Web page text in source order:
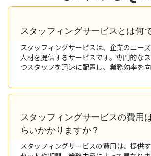
スタッフィングサービスとは何
スタッフィングサービスは、企業のニー
人材を提供するサービスです。専門的な
つスタッフを迅速に配置し、業務効率を向
スタッフィングサービスの費用
らいかかりますか？
スタッフィングサービスの費用は、提供